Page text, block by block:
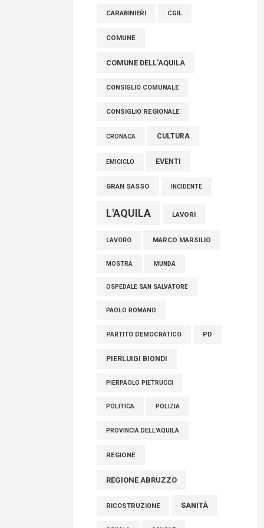
tra cui molti abruzzesi"
06 Agosto 2026
CARABINIERI CGIL
COMUNE
COMUNE DELL'AQUILA
CONSIGLIO COMUNALE
CONSIGLIO REGIONALE
CRONACA CULTURA
EMICICLO EVENTI
GRAN SASSO INCIDENTE
L'AQUILA LAVORI
LAVORO MARCO MARSILIO
MOSTRA MUNDA
OSPEDALE SAN SALVATORE
PAOLO ROMANO
PARTITO DEMOCRATICO PD
PIERLUIGI BIONDI
PIERPAOLO PIETRUCCI
POLITICA POLIZIA
PROVINCIA DELL'AQUILA
REGIONE
REGIONE ABRUZZO
RICOSTRUZIONE SANITÀ